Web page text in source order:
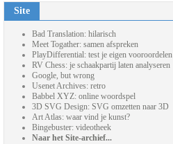
Site
Bad Translation: hilarisch
Meet Togather: samen afspreken
PlayDifferential: test je eigen vooroordelen
RV Chess: je schaakpartij laten analyseren
Google, but wrong
Usenet Archives: retro
Babbel XYZ: online woordspel
3D SVG Design: SVG omzetten naar 3D
Art Atlas: waar vind je kunst?
Bingebuster: videotheek
Naar het Site-archief...